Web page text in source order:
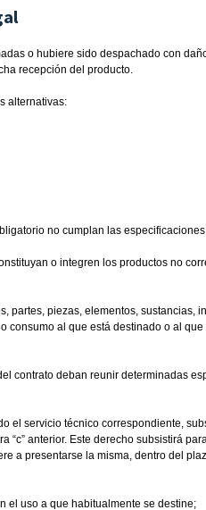
o hubiere sido despachado con
recepción del producto.
alternativas:
no cumplan las
o integren los productos no
partes, piezas, elementos, sustancias,
consumo al que está destinado o al
contrato deban reunir determinadas
el servicio técnico correspondiente,
anterior. Este derecho subsistirá
a presentarse la misma, dentro del
el uso a que habitualmente se destine;